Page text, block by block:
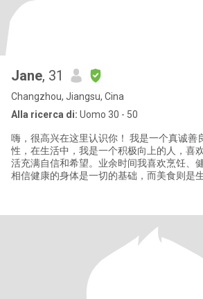
Jane, 31
Changzhou, Jiangsu, Cina
Alla ricerca di: Uomo 30 - 50
嗨，很高兴在这里认识你！ 我是一个真诚善良，温柔专一的中国女
性，在生活中，我是一个积极向上的人，喜
活充满自信和希望。业余时间我喜欢烹饪、
相信健康的身体是一切的基础，而美食则是生活的
属于我们的美好家园。如果你也热爱生活，
个真诚认真的关系，那就给我发个消息吧。期